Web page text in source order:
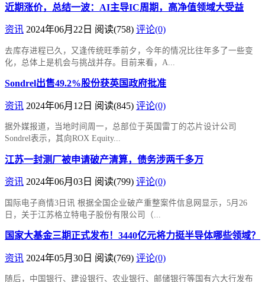
近期涨价，总结一波：AI主导IC周期，高净值领域大受益
资讯 2024年06月22日 阅读(758) 评论(0)
去库存进程已久，又逢传统旺季前夕，今年的情况比往年多了一些变
化，总体上是机会与挑战并存。目前来看，A...
Sondrel出售49.2%股份获英国政府批准
资讯 2024年06月12日 阅读(845) 评论(0)
据外媒报道，当地时间周一，总部位于英国雷丁的芯片设计公司
Sondrel表示，其向ROX Equity...
江苏一封测厂被申请破产清算，债务涉两千多万
资讯 2024年06月03日 阅读(799) 评论(0)
国际电子商情3日讯 根据全国企业破产重整案件信息网显示，5月26
日，关于江苏格立特电子股份有限公司（...
国家大基金三期正式发布！3440亿元将力挺半导体哪些领域？
资讯 2024年05月30日 阅读(769) 评论(0)
随后，中国银行、建设银行、农业银行、邮储银行等国有六大行发布